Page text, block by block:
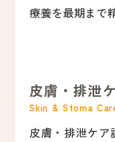
療養を最期まで
皮膚・排泄
Skin & Stoma
皮膚・排泄ケ